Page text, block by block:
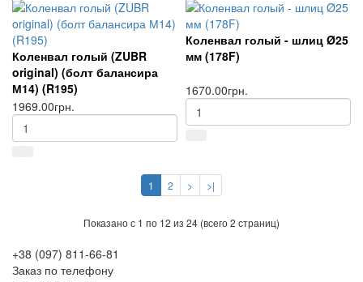
Коленвал голый (ZUBR
original) (болт балансира
М14) (R195)
1969.00грн.
Коленвал голый - шлиц Ø25
мм (178F)
1670.00грн.
1 2 > >|
Показано с 1 по 12 из 24 (всего 2 страниц)
+38 (097) 811-66-81
Заказ по телефону